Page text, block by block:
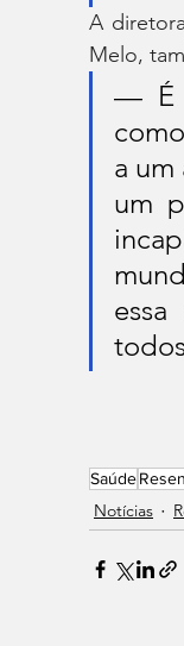
A
Melo,
— É
a
um
Saúde
Notícias